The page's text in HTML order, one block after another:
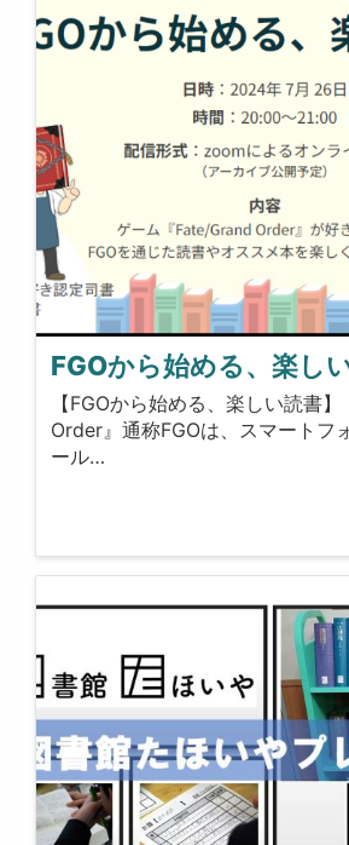
FGOから始める、楽し
【FGOから始める、楽しい読書
Order』通称FGOは、​スマートフ
ール…